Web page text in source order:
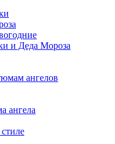
и Деда Мороза
ангелов
ангела